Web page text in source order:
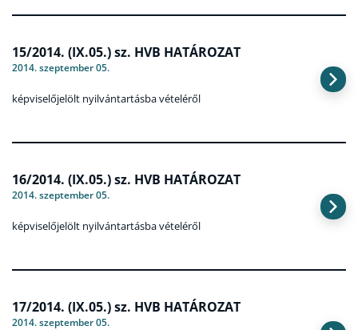
15/2014. (IX.05.) sz. HVB HATÁROZAT
2014. szeptember 05.
képviselőjelölt nyilvántartásba vételéről
16/2014. (IX.05.) sz. HVB HATÁROZAT
2014. szeptember 05.
képviselőjelölt nyilvántartásba vételéről
17/2014. (IX.05.) sz. HVB HATÁROZAT
2014. szeptember 05.